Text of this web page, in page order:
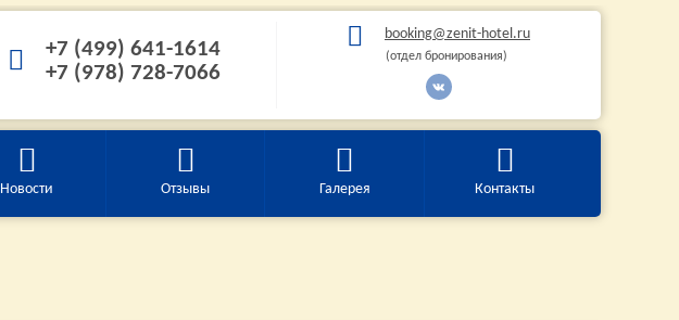
+7 (499) 641-1614
+7 (978) 728-7066
booking@zenit-hotel.ru
(отдел бронирования)
Новости Отзывы Галерея Контакты